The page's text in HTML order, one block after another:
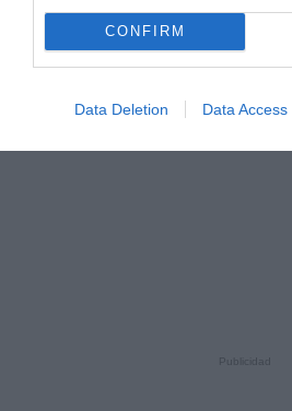
CONFIRM
Data Deletion Data Access